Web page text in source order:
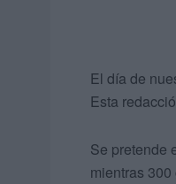
El día de
Esta
Se pretende
mientras